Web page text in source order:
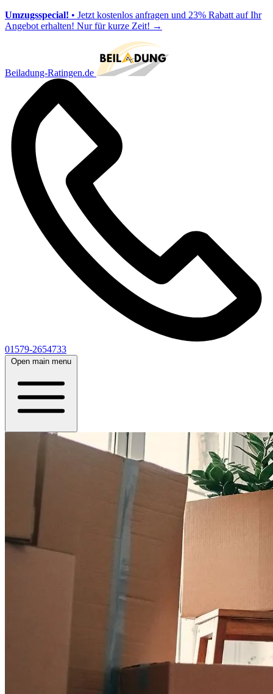
Umzugsspecial! • Jetzt kostenlos anfragen und 23% Rabatt auf Ihr
Angebot erhalten! Nur für kurze Zeit! →
Beiladung-Ratingen.de
01579-2654733
Open main menu